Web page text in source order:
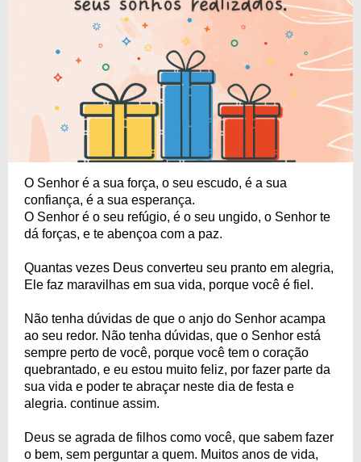
O Senhor é a sua força, o seu escudo, é a sua
confiança, é a sua esperança.
O Senhor é o seu refúgio, é o seu ungido, o Senhor te
dá forças, e te abençoa com a paz.
Quantas vezes Deus converteu seu pranto em alegria,
Ele faz maravilhas em sua vida, porque você é fiel.
Não tenha dúvidas de que o anjo do Senhor acampa
ao seu redor. Não tenha dúvidas, que o Senhor está
sempre perto de você, porque você tem o coração
quebrantado, e eu estou muito feliz, por fazer parte da
sua vida e poder te abraçar neste dia de festa e
alegria. continue assim.
Deus se agrada de filhos como você, que sabem fazer
o bem, sem perguntar a quem. Muitos anos de vida,